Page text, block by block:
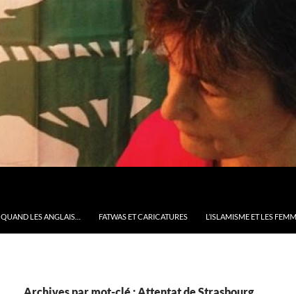
QUAND LES ANGLAIS… FATWAS ET CARICATURES L’ISLAMISME ET LES